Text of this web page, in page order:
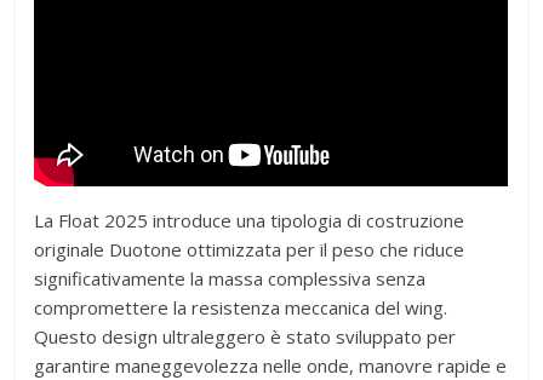
La Float 2025 introduce una tipologia di costruzione
originale Duotone ottimizzata per il peso che riduce
significativamente la massa complessiva senza
compromettere la resistenza meccanica del wing.
Questo design ultraleggero è stato sviluppato per
garantire maneggevolezza nelle onde, manovre rapide e